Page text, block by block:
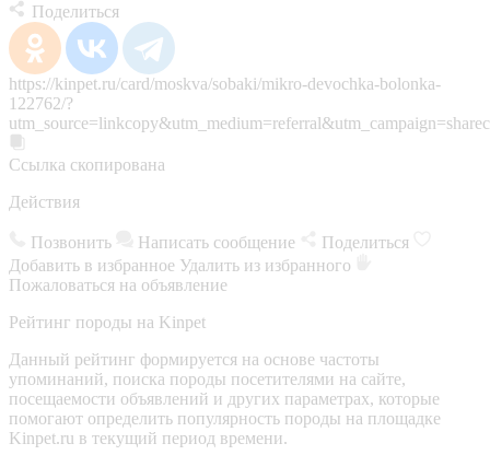
Поделиться
https://kinpet.ru/card/moskva/sobaki/mikro-devochka-bolonka-
122762/?
Ссылка скопирована
Действия
Позвонить Написать сообщение
Поделиться
Добавить в избранное Удалить из избранного
Пожаловаться на объявление
Рейтинг породы на Kinpet
Данный рейтинг формируется на основе частоты
упоминаний, поиска породы посетителями на сайте,
посещаемости объявлений и других параметрах, которые
помогают определить популярность породы на площадке
Kinpet.ru в текущий период времени.